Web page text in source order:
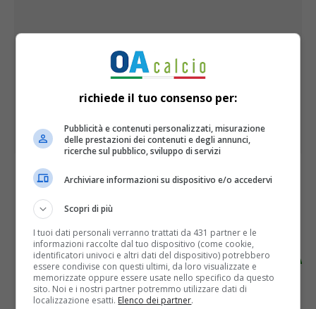
CALENDARIO
CAGLIARI- MONZA
OGGI
richiede il tuo consenso per:
Pubblicità e contenuti personalizzati, misurazione
delle prestazioni dei contenuti e degli annunci,
ricerche sul pubblico, sviluppo di servizi
Archiviare informazioni su dispositivo e/o accedervi
Scopri di più
I tuoi dati personali verranno trattati da 431 partner e le
informazioni raccolte dal tuo dispositivo (come cookie,
identificatori univoci e altri dati del dispositivo) potrebbero
essere condivise con questi ultimi, da loro visualizzate e
memorizzate oppure essere usate nello specifico da questo
sito. Noi e i nostri partner potremmo utilizzare dati di
localizzazione esatti. Elenco dei partner.